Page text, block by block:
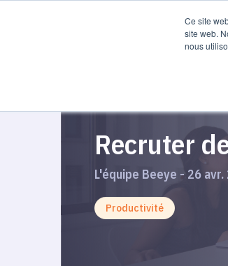
Ce site
site web.
nous
Recruter
L'équipe Beeye - 26
Productivité